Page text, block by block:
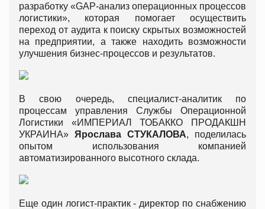
разработку «GАP-анализ операционных процессов
логистики», которая помогает осуществить
переход от аудита к поиску скрытых возможностей
на предприятии, а также находить возможности
улучшения бизнес-процессов и результатов.
В свою очередь, специалист-аналитик по
процессам управления Службы Операционной
Логистики «ИМПЕРИАЛ ТОБАККО ПРОДАКШН
УКРАИНА» Ярослава СТУКАЛОВА, поделилась
опытом использования компанией
автоматизированного высотного склада.
Еще один логист-практик - директор по снабжению